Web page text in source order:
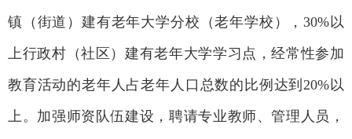
镇（街道）建有老年大学分校（老年学校），30%以
上行政村（社区）建有老年大学学习点，经常性参加
教育活动的老年人占老年人口总数的比例达到20%以
上。加强师资队伍建设，聘请专业教师、管理人员，